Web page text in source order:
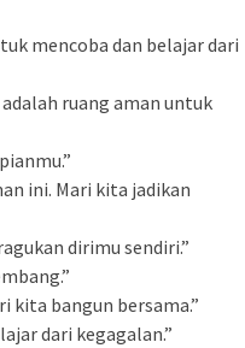
mencoba dan belajar dari
ruang aman untuk
ini. Mari kita jadikan
dirimu sendiri.”
kita bangun bersama.”
dari kegagalan.”